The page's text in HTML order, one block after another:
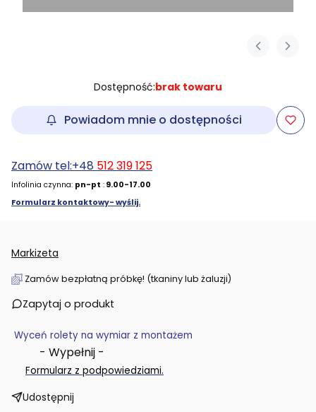
Dostępność:brak towaru
Powiadom mnie o dostępności
Zamów tel:+48 512 319 125
Infolinia czynna: pn-pt : 9.00-17.00
Formularz kontaktowy- wyślij.
Markizeta
Zamów bezpłatną próbkę! (tkaniny lub żaluzji)
Zapytaj o produkt
Wyceń rolety na wymiar z montażem
- Wypełnij -
Formularz z podpowiedziami.
Udostępnij